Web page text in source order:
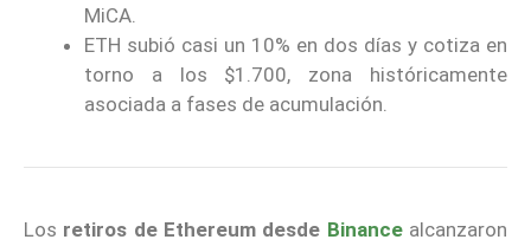
MiCA.
ETH subió casi un 10% en dos días y cotiza en
torno a los $1.700, zona históricamente
asociada a fases de acumulación.
Los retiros de Ethereum desde Binance alcanzaron